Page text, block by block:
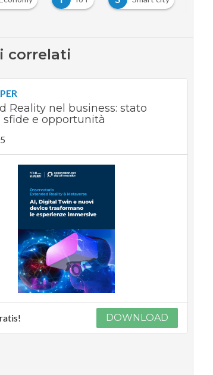
correlati
Reality nel business: stato
sfide e opportunità
DOWNLOAD